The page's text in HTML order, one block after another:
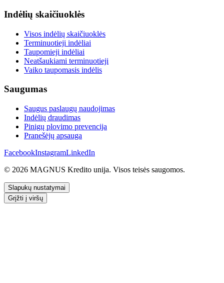
Indėlių skaičiuoklės
Visos indėlių skaičiuoklės
Terminuotieji indėliai
Taupomieji indėliai
Neatšaukiami terminuotieji
Vaiko taupomasis indėlis
Saugumas
Saugus paslaugų naudojimas
Indėlių draudimas
Pinigų plovimo prevencija
Pranešėjų apsauga
FacebookInstagramLinkedIn
© 2026 MAGNUS Kredito unija. Visos teisės saugomos.
Slapukų nustatymai
Grįžti į viršų